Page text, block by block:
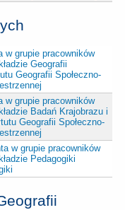
w grupie pracowników
Geografii
Geografii Społeczno-
w grupie pracowników
Badań Krajobrazu i
Geografii Społeczno-
w grupie pracowników
Pedagogiki